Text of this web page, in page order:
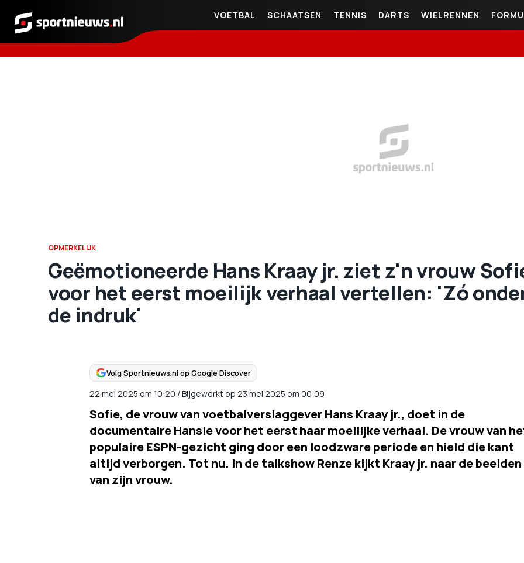
Sportnieuws.nl
VOETBAL SCHAATSEN TENNIS DARTS WIELRENNEN
OPMERKELIJK
Geëmotioneerde Hans Kraay jr. ziet z'n vrouw
voor het eerst moeilijk verhaal vertellen: 'Zó
de indruk'
Volg Sportnieuws.nl op Google Discover
22 mei 2025 om 10:20 /Bijgewerkt op 23 mei 2025 om 00:09
Sofie, de vrouw van voetbalverslaggever Hans Kraay jr., doet in de
documentaire Hansie voor het eerst haar moeilijke verhaal. De vrouw van
populaire ESPN-gezicht ging door een loodzware periode en hield die kant
altijd verborgen. Tot nu. In de talkshow Renze kijkt Kraay jr. naar de beelden
van zijn vrouw.